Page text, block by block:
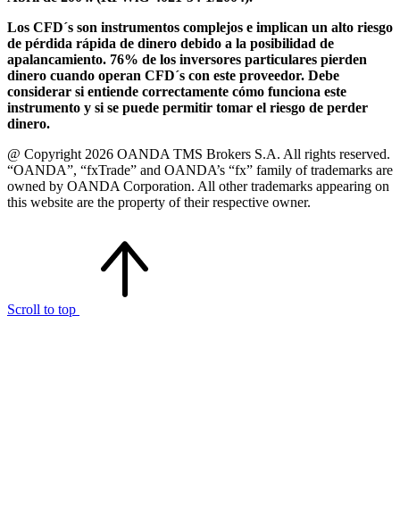
Los CFD´s son instrumentos complejos e implican un alto riesgo
de pérdida rápida de dinero debido a la posibilidad de
apalancamiento. 76% de los inversores particulares pierden
dinero cuando operan CFD´s con este proveedor. Debe
considerar si entiende correctamente cómo funciona este
instrumento y si se puede permitir tomar el riesgo de perder
dinero.
@ Copyright 2026 OANDA TMS Brokers S.A. All rights reserved.
“OANDA”, “fxTrade” and OANDA’s “fx” family of trademarks are
owned by OANDA Corporation. All other trademarks appearing on
this website are the property of their respective owner.
Scroll to top